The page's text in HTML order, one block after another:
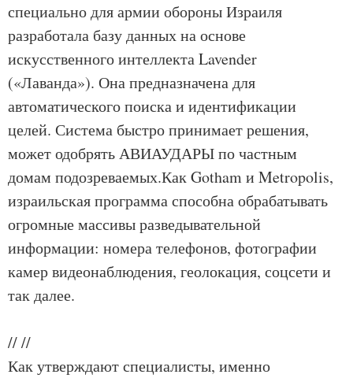
специально для армии обороны Израиля
разработала базу данных на основе
искусственного интеллекта Lavender
(«Лаванда»). Она предназначена для
автоматического поиска и идентификации
целей. Система быстро принимает решения,
может одобрять АВИАУДАРЫ по частным
домам подозреваемых.Как Gotham и Metropolis,
израильская программа способна обрабатывать
огромные массивы разведывательной
информации: номера телефонов, фотографии
камер видеонаблюдения, геолокация, соцсети и
так далее.
////
Как утверждают специалисты, именно